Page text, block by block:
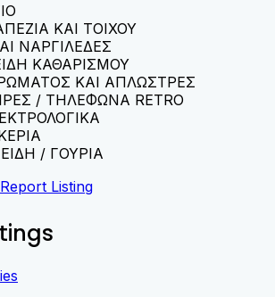
ΚΑΙ ΤΟΙΧΟΥ
ΝΑΡΓΙΛΕΔΕΣ
ΚΑΘΑΡΙΣΜΟΥ
ΚΑΙ ΑΠΛΩΣΤΡΕΣ
/ ΤΗΛΕΦΩΝΑ RETRO
/ ΓΟΥΡΙΑ
Report Listing